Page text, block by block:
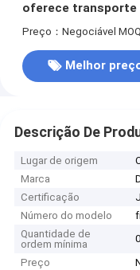
oferece transporte
cobertura global
Preço：Negociável
Melhor
Descrição De
Lugar de origem
Marca
Certificação
Número do modelo
Quantidade de
ordem mínima
Preço